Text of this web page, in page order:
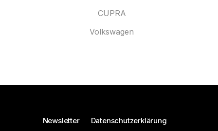
CUPRA
Volkswagen
Newsletter Datenschutzerklärung